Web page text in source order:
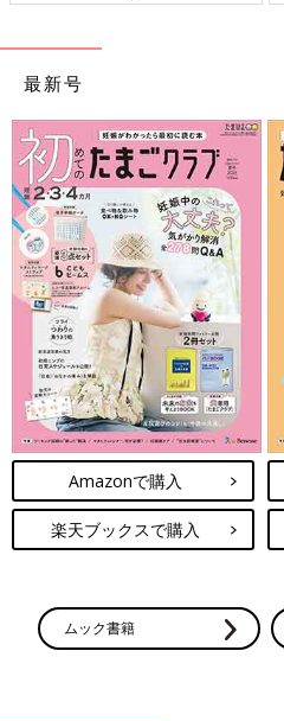
最新号
Amazonで購入
楽天ブックスで購入
ムック書籍